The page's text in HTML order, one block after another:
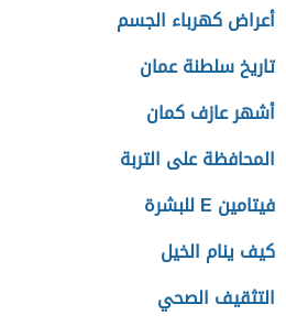
أعراض كهرباء الجسم
تاريخ سلطنة عمان
أشهر عازف كمان
المحافظة على التربة
فيتامين E للبشرة
كيف ينام الخيل
التثقيف الصحي